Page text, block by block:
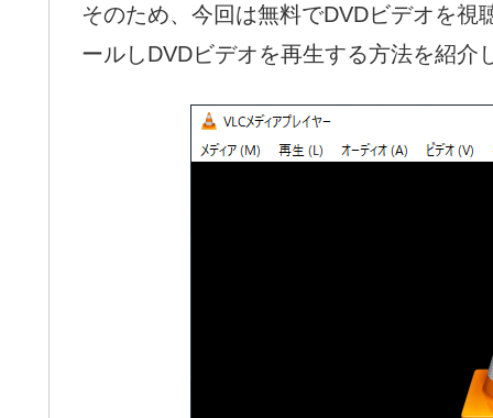
そのため、今回は無料でDVDビデオを
ールしDVDビデオを再生する方法を紹介